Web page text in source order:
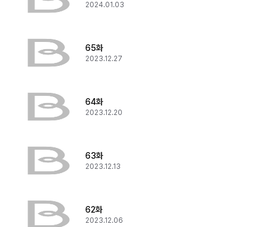
2024.01.03
65화
2023.12.27
64화
2023.12.20
63화
2023.12.13
62화
2023.12.06